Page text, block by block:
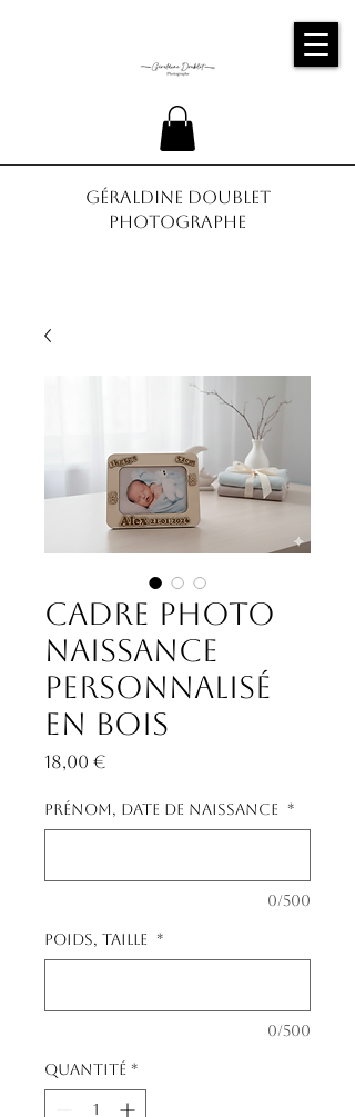
Géraldine Doublet
Photographe
Cadre photo
naissance
personnalisé
en bois
18,00 €
Prénom, date de naissance *
0/500
Poids, taille *
0/500
Quantité *